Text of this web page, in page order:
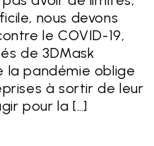
nous devons
le COVID-19,
de 3DMask
la pandémie oblige
à sortir de leur
pour la […]